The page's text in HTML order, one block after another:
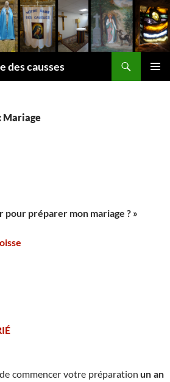
des causses
Mariage
pour préparer mon mariage ? »
commencer votre préparationun an